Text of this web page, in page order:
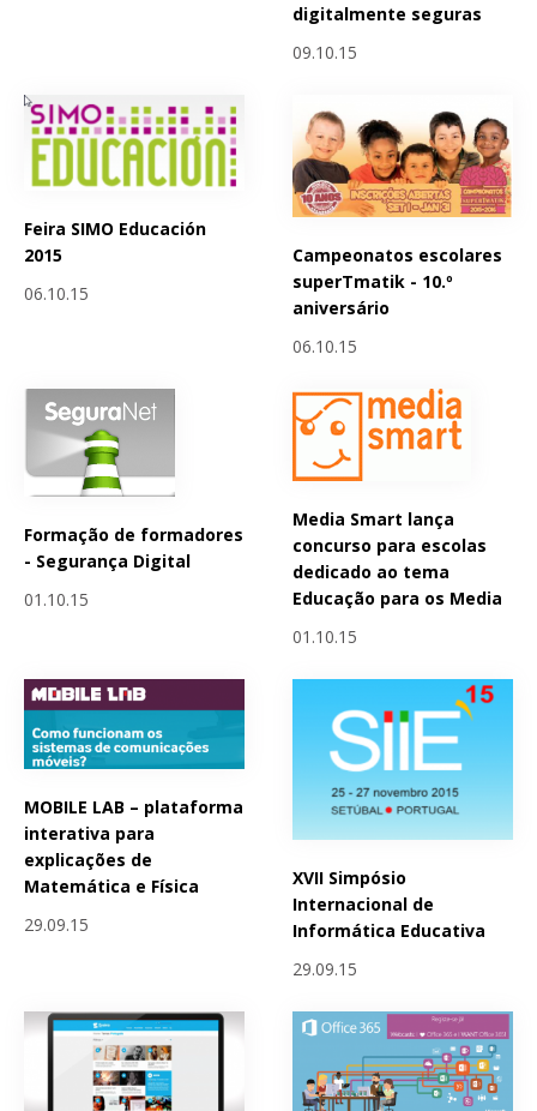
digitalmente seguras
09.10.15
Feira SIMO Educación
2015
06.10.15
Campeonatos escolares
superTmatik - 10.º
aniversário
06.10.15
Formação de formadores
- Segurança Digital
01.10.15
Media Smart lança
concurso para escolas
dedicado ao tema
Educação para os Media
01.10.15
MOBILE LAB – plataforma
interativa para
explicações de
Matemática e Física
29.09.15
XVII Simpósio
Internacional de
Informática Educativa
29.09.15